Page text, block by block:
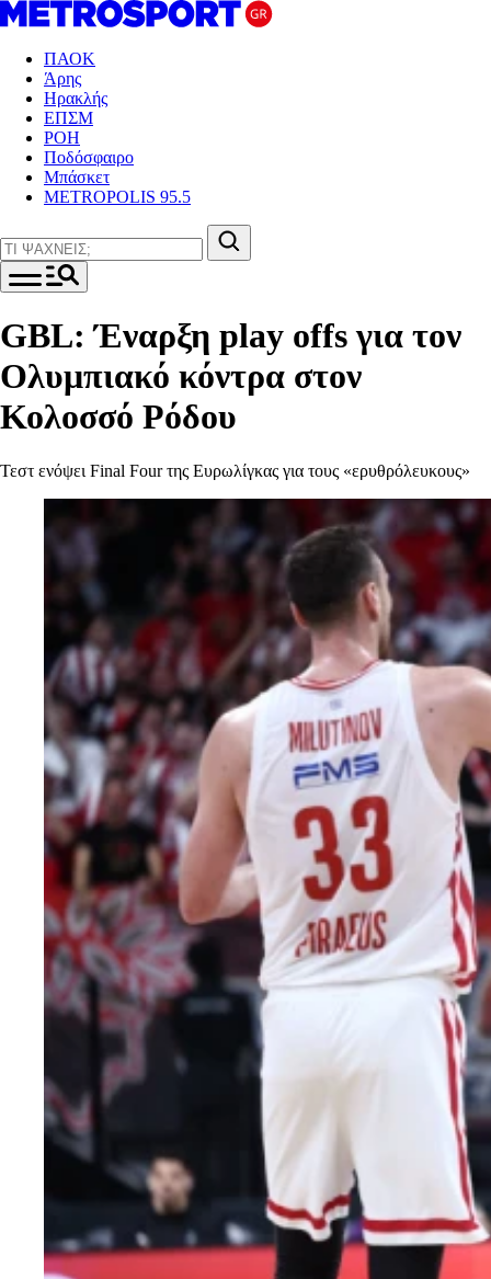
ΠΑΟΚ
Άρης
Ηρακλής
ΕΠΣΜ
ΡΟΗ
Ποδόσφαιρο
Μπάσκετ
METROPOLIS 95.5
GBL: Έναρξη play offs για τον
Ολυμπιακό κόντρα στον
Κολοσσό Ρόδου
Τεστ ενόψει Final Four της Ευρωλίγκας για τους «ερυθρόλευκους»